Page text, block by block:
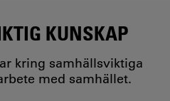
KUNSKAP
kring samhällsviktiga
med samhället.